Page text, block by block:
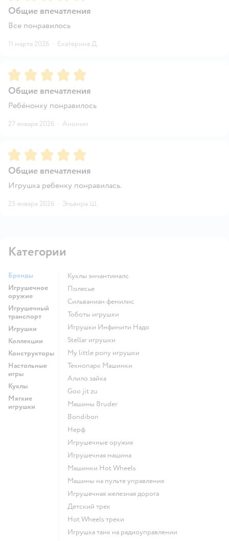
Общие впечатления
Все понравилось
11 марта 2026 · Екатерина Д.
Рейтинг:5
Общие впечатления
Ребёнонку понравилось
27 января 2026 · Аноним
Рейтинг:5
Общие впечатления
Игрушка ребенку понравилась.
25 января 2026 · Эльвира Ш.
Категории
Бренды
Игрушечное
оружие
Игрушечный
транспорт
Игрушки
Коллекции
Конструкторы
Настольные
игры
Куклы
Мягкие
игрушки
Куклы энчантималс
Полесье
Сильваниан фемилис
Тоботы игрушки
Игрушки Инфинити Надо
Stellar игрушки
my little pony игрушки
Технопарк Машинки
Алило зайка
Goo jit zu
Машины Bruder
Bondibon
Нерф
Игрушечные оружия
Игрушечная машина
Машинки Hot Wheels
Машины на пульте управления
Игрушечная железная дорога
Детский трек
Hot Wheels треки
Игрушка танк на радиоуправлении